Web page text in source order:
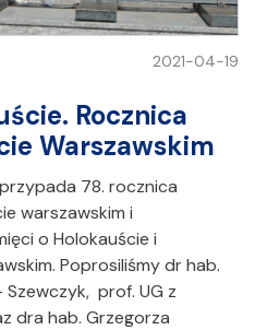
2021-04-19
Rocznica
Warszawskim
78. rocznica
warszawskim i
o Holokauście i
Poprosiliśmy dr hab.
Szewczyk, prof. UG z
dra hab. Grzegorza